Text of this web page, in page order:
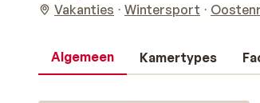
Vakanties Wintersport
Algemeen Kamertypes